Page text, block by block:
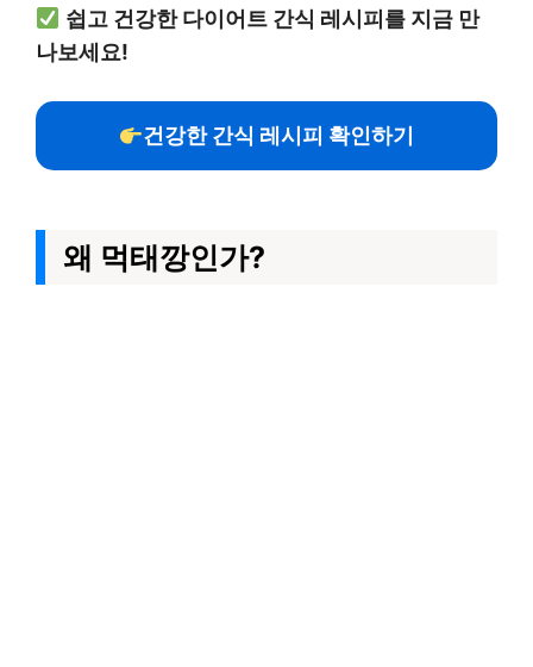
쉽고 건강한 다이어트 간식 레시피를 지금 만
나보세요!
건강한 간식 레시피 확인하기
왜 먹태깡인가?